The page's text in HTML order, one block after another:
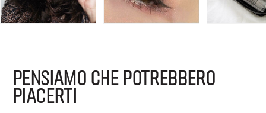
PENSIAMO CHE POTREBBERO
PIACERTI